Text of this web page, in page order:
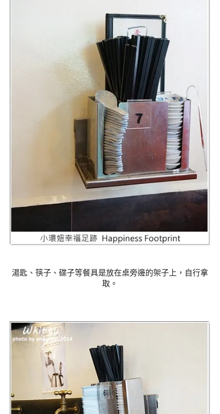
湯匙、筷子、碟子等餐具是放在桌旁邊的架子上，自行拿
取。